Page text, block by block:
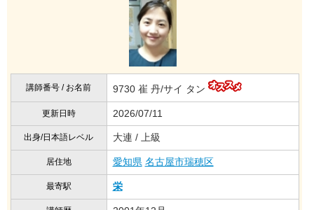
講師番号 / お名前 9730 崔 丹/サイ タン
更新日時 2026/07/11
出身/日本語レベル 大連 / 上級
居住地 愛知県 名古屋市瑞穂区
最寄駅 栄